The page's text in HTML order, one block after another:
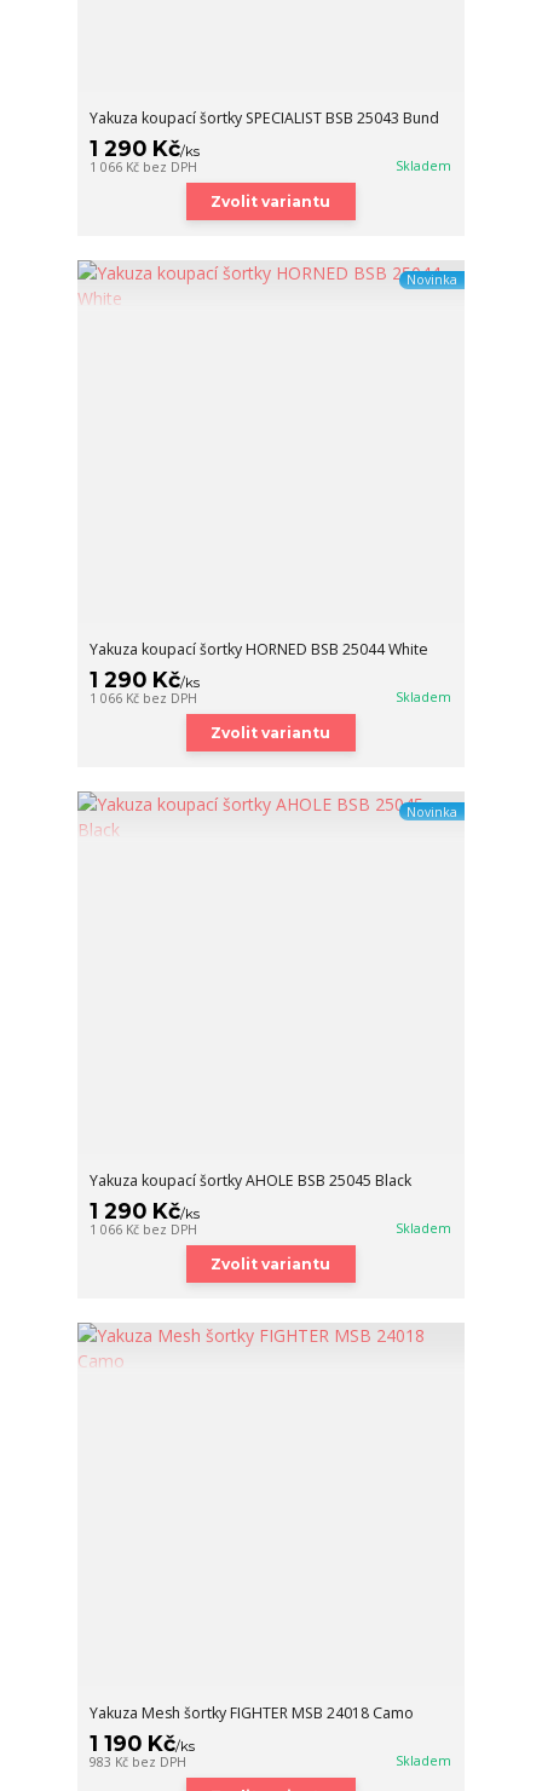
Yakuza koupací šortky SPECIALIST BSB 25043 Bund
1 290 Kč/ks
1 066 Kč bez DPH Skladem
Zvolit variantu
Novinka
Yakuza koupací šortky HORNED BSB 25044 White
1 290 Kč/ks
1 066 Kč bez DPH Skladem
Zvolit variantu
Novinka
Yakuza koupací šortky AHOLE BSB 25045 Black
1 290 Kč/ks
1 066 Kč bez DPH Skladem
Zvolit variantu
Yakuza Mesh šortky FIGHTER MSB 24018 Camo
1 190 Kč/ks
983 Kč bez DPH Skladem